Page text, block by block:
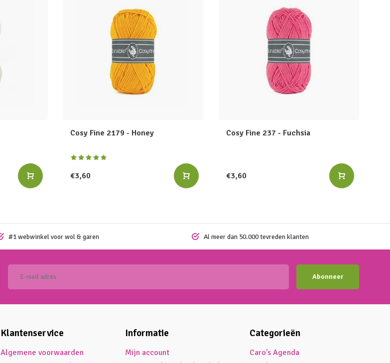
Cosy Fine 2179 - Honey
€3,60
Cosy Fine 237 - Fuchsia
€3,60
#1 webwinkel voor wol & garen Al meer dan 50.000 tevreden klanten
Abonneer
Klantenservice
Algemene voorwaarden
Informatie
Mijn account
Categorieën
Caro's Agenda